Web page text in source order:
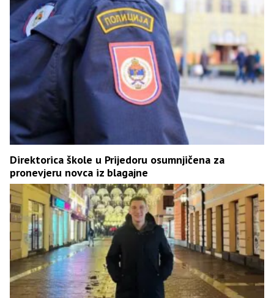
Direktorica škole u Prijedoru osumnjičena za
pronevjeru novca iz blagajne